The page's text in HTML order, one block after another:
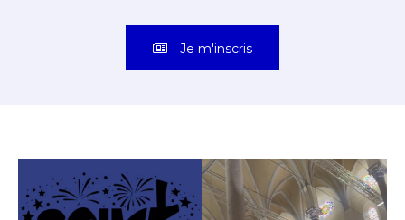
Je m'inscris